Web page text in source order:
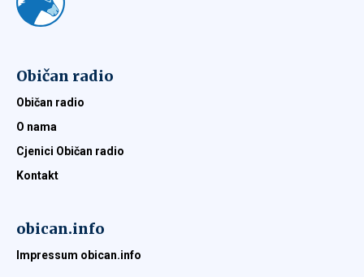
Običan radio
Običan radio
O nama
Cjenici Običan radio
Kontakt
obican.info
Impressum obican.info